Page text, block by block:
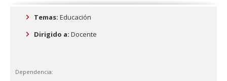
Temas: Educación
Dirigido a: Docente
Dependencia: